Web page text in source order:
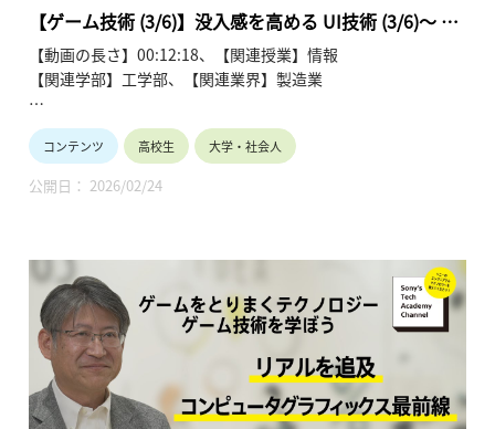
第5回 「ゲームはどうやって作るのか ゲーム制作の技術」
第6回 「拡がるゲーム技術 ゲーム技術の今後」
【ゲーム技術 (3/6)】没入感を高める UI技術 (3/6)～ 豊
禎治
【動画の長さ】00:12:18、【関連授業】情報
【関連学部】工学部、【関連業界】製造業
Sony's Tech Academy Channelでは、ソニーのエンジニア
が、私たちの生活の中で活用されているテクノロジーについ
て、基礎から最新情報までわかりやすくお伝えします。
す。
●ゲームをとりまくテクノロジー ゲーム技術を学ぼう ～豊
禎治～ 【Sony’s Tech Academy Channel】
https://www.youtube.com/playlist?
list=PLT57hSt26YAwVCX6Z9ahDumu2VdoNN8ec
コンテンツ 高校生 大学・社会人
公開日： 2026/02/24